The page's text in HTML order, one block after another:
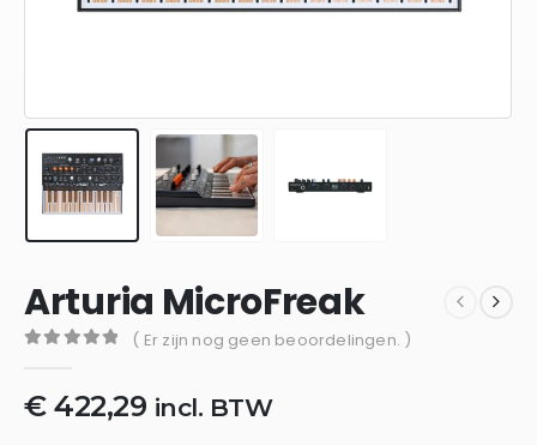
Arturia MicroFreak
( Er zijn nog geen beoordelingen. )
€422,29 incl. BTW